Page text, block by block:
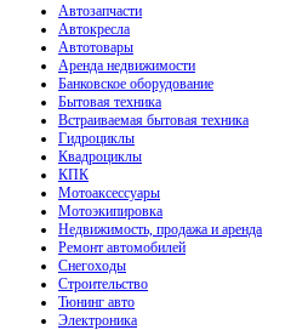
Автозапчасти
Автокресла
Автотовары
Аренда недвижимости
Банковское оборудование
Бытовая техника
Встраиваемая бытовая техника
Гидроциклы
Квадроциклы
КПК
Мотоаксессуары
Мотоэкипировка
Недвижимость, продажа и аренда
Ремонт автомобилей
Снегоходы
Строительство
Тюнинг авто
Электроника